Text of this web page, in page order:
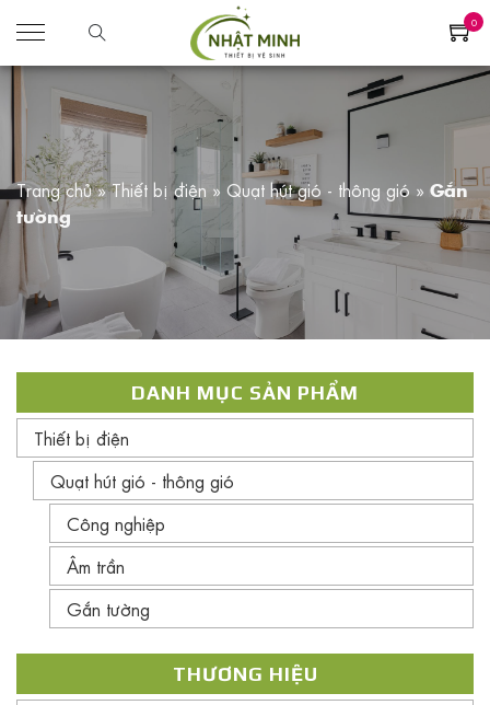
0
Trang chủ»Thiết bị điện » Quạt hút gió - thông gió » Gắn
tường
DANH MỤC SẢN PHẨM
Thiết bị điện
Quạt hút gió - thông gió
Công nghiệp
Âm trần
Gắn tường
THƯƠNG HIỆU